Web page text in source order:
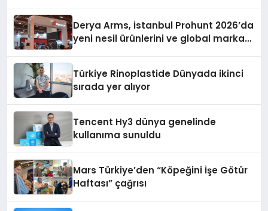
Derya Arms, İstanbul Prohunt 2026’da
yeni nesil ürünlerini ve global marka
Türkiye Rinoplastide Dünyada ikinci
sırada yer alıyor
Tencent Hy3 dünya genelinde
kullanıma sunuldu
Mars Türkiye’den “Köpeğini İşe Götür
Haftası” çağrısı